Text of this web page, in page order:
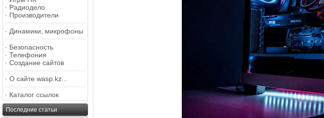
· Радиодело
· Производители
· Динамики, микрофоны
· Безопасность
· Телефония
· Создание сайтов
· О сайте wasp.kz...
· Каталог ссылок
Последние статьи